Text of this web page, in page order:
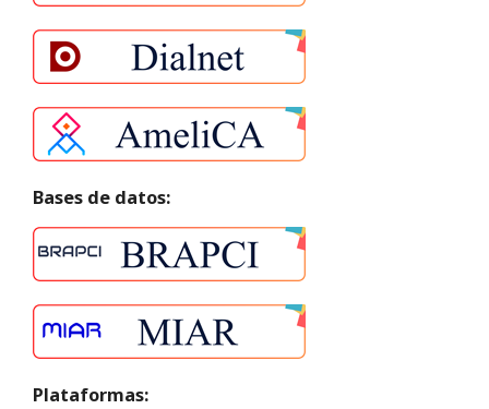
Bases de datos:
Plataformas: